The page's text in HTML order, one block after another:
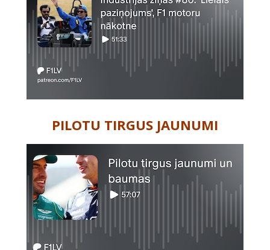
PILOTU TIRGUS JAUNUMI